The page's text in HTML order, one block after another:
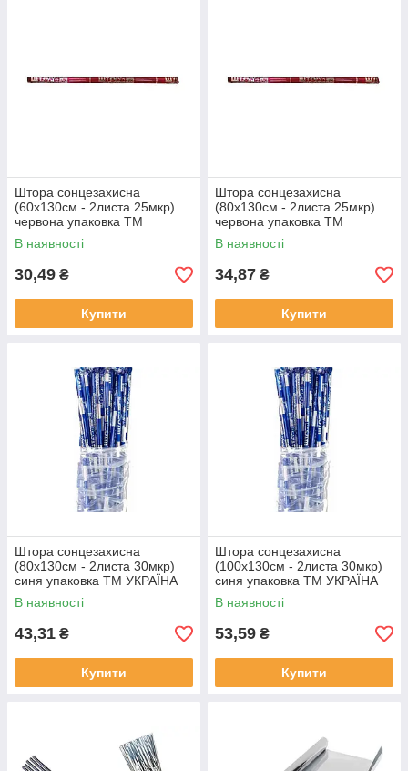
Штора сонцезахисна
(60х130см - 2листа 25мкр)
червона упаковка ТМ
УКРАЇНА Solmir
В наявності
30,49 ₴
Купити
Штора сонцезахисна
(80х130см - 2листа 25мкр)
червона упаковка ТМ
УКРАЇНА Solmir
В наявності
34,87 ₴
Купити
Штора сонцезахисна
(80х130см - 2листа 30мкр)
синя упаковка ТМ УКРАЇНА
Solmir
В наявності
43,31 ₴
Купити
Штора сонцезахисна
(100х130см - 2листа 30мкр)
синя упаковка ТМ УКРАЇНА
Solmir
В наявності
53,59 ₴
Купити